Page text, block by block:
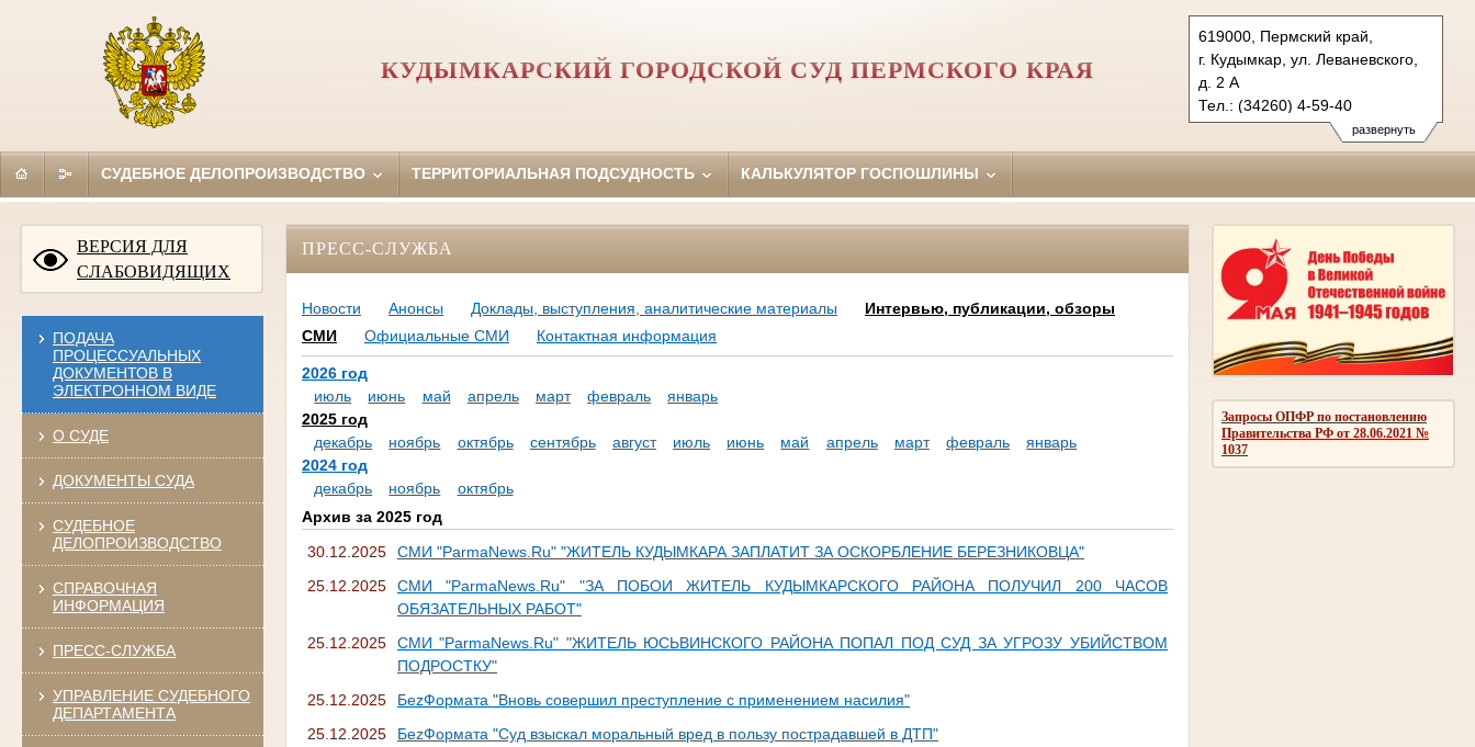
развернуть
619000, Пермский край,
г. Кудымкар, ул. Леваневского,
д. 2 А
Тел.: (34260) 4-59-40
kudymkarsky.kpo@sudrf.ru
КУДЫМКАРСКИЙ ГОРОДСКОЙ СУД ПЕРМСКОГО КРАЯ
СУДЕБНОЕ ДЕЛОПРОИЗВОДСТВО ТЕРРИТОРИАЛЬНАЯ ПОДСУДНОСТЬ КАЛЬКУЛЯТОР ГОСПОШЛИНЫ
ВЕРСИЯ ДЛЯ
СЛАБОВИДЯЩИХ
ПОДАЧА
ПРОЦЕССУАЛЬНЫХ
ДОКУМЕНТОВ В
ЭЛЕКТРОННОМ ВИДЕ
О СУДЕ
ДОКУМЕНТЫ СУДА
СУДЕБНОЕ
ДЕЛОПРОИЗВОДСТВО
СПРАВОЧНАЯ
ИНФОРМАЦИЯ
ПРЕСС-СЛУЖБА
УПРАВЛЕНИЕ СУДЕБНОГО
ДЕПАРТАМЕНТА
Запросы ОПФР по постановлению
Правительства РФ от 28.06.2021 №
1037
ПРЕСС-СЛУЖБА
Новости Анонсы Доклады, выступления, аналитические материалы
Интервью, публикации, обзоры
СМИ
Официальные СМИ Контактная информация
2026 год
июль
июнь май апрель март февраль
январь
2025 год
декабрь
ноябрь октябрь сентябрь август июль июнь май апрель март февраль
январь
2024 год
декабрь
ноябрь
октябрь
Архив за 2025 год
30.12.2025
СМИ "ParmaNews.Ru" "ЖИТЕЛЬ КУДЫМКАРА ЗАПЛАТИТ ЗА ОСКОРБЛЕНИЕ БЕРЕЗНИКОВЦА"
25.12.2025
СМИ "ParmaNews.Ru" "ЗА ПОБОИ ЖИТЕЛЬ КУДЫМКАРСКОГО РАЙОНА ПОЛУЧИЛ 200 ЧАСОВ
ОБЯЗАТЕЛЬНЫХ РАБОТ"
25.12.2025
СМИ "ParmaNews.Ru" "ЖИТЕЛЬ ЮСЬВИНСКОГО РАЙОНА ПОПАЛ ПОД СУД ЗА УГРОЗУ УБИЙСТВОМ
ПОДРОСТКУ"
25.12.2025
БеzФормата "Вновь совершил преступление с применением насилия"
25.12.2025
БеzФормата "Суд взыскал моральный вред в пользу пострадавшей в ДТП"